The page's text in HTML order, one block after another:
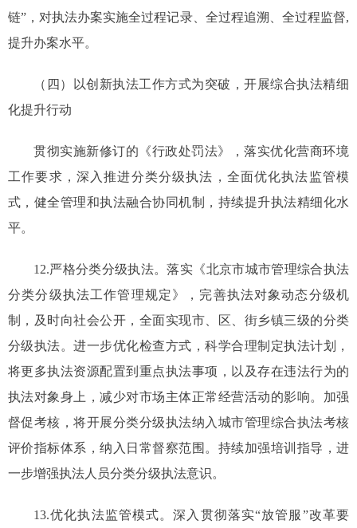
链”，对执法办案实施全过程记录、全过程追溯、全过程监督,
提升办案水平。
（四）以创新执法工作方式为突破，开展综合执法精细
化提升行动
贯彻实施新修订的《行政处罚法》，落实优化营商环境
工作要求，深入推进分类分级执法，全面优化执法监管模
式，健全管理和执法融合协同机制，持续提升执法精细化水
平。
12.严格分类分级执法。落实《北京市城市管理综合执法
分类分级执法工作管理规定》，完善执法对象动态分级机
制，及时向社会公开，全面实现市、区、街乡镇三级的分类
分级执法。进一步优化检查方式，科学合理制定执法计划，
将更多执法资源配置到重点执法事项，以及存在违法行为的
执法对象身上，减少对市场主体正常经营活动的影响。加强
督促考核，将开展分类分级执法纳入城市管理综合执法考核
评价指标体系，纳入日常督察范围。持续加强培训指导，进
一步增强执法人员分类分级执法意识。
13.优化执法监管模式。深入贯彻落实“放管服”改革要